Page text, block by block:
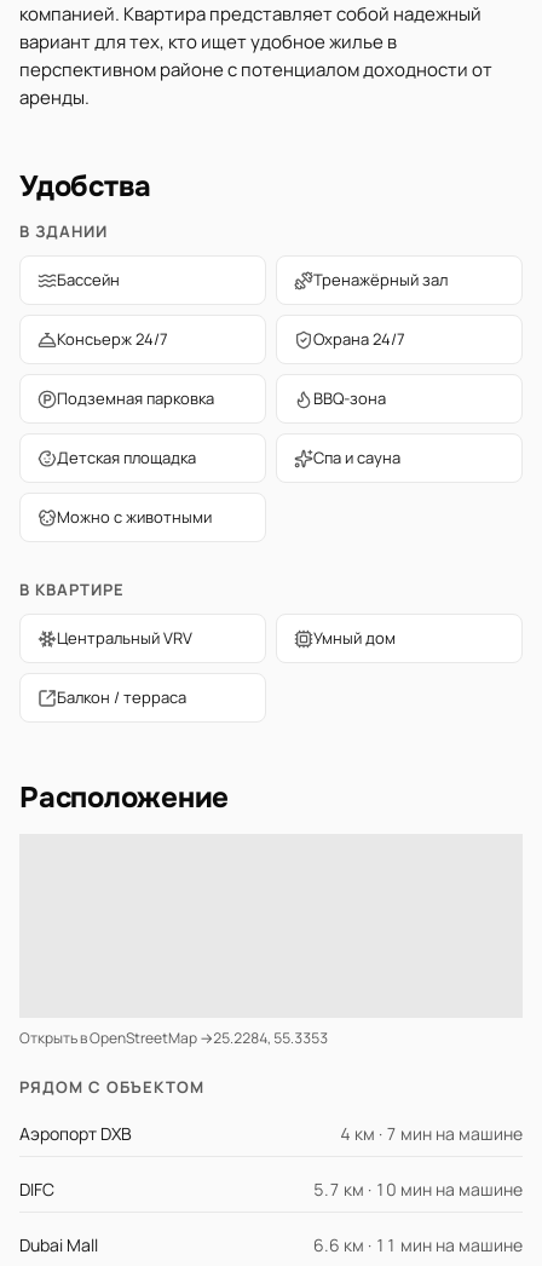
компанией. Квартира представляет собой надежный
вариант для тех, кто ищет удобное жилье в
перспективном районе с потенциалом доходности от
аренды.
Удобства
В ЗДАНИИ
Бассейн Тренажёрный зал
Консьерж 24/7 Охрана 24/7
Подземная парковка BBQ-зона
Детская площадка Спа и сауна
Можно с животными
В КВАРТИРЕ
Центральный VRV Умный дом
Балкон / терраса
Расположение
Открыть в OpenStreetMap →25.2284, 55.3353
РЯДОМ С ОБЪЕКТОМ
Аэропорт DXB 4 км · 7 мин на машине
DIFC 5.7 км · 10 мин на машине
Dubai Mall 6.6 км · 11 мин на машине